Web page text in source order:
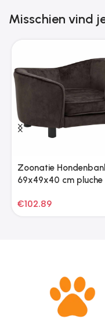
Misschien vind
Zoonatie
69x49x40 cm pluche
€102.89